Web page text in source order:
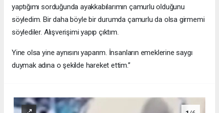
yaptığımı sorduğunda ayakkabılarımın çamurlu olduğunu
söyledim. Bir daha böyle bir durumda çamurlu da olsa girmemi
söylediler. Alışverişimi yapıp çıktım.
Yine olsa yine aynısını yaparım. İnsanların emeklerine saygı
duymak adına o şekilde hareket ettim.’’